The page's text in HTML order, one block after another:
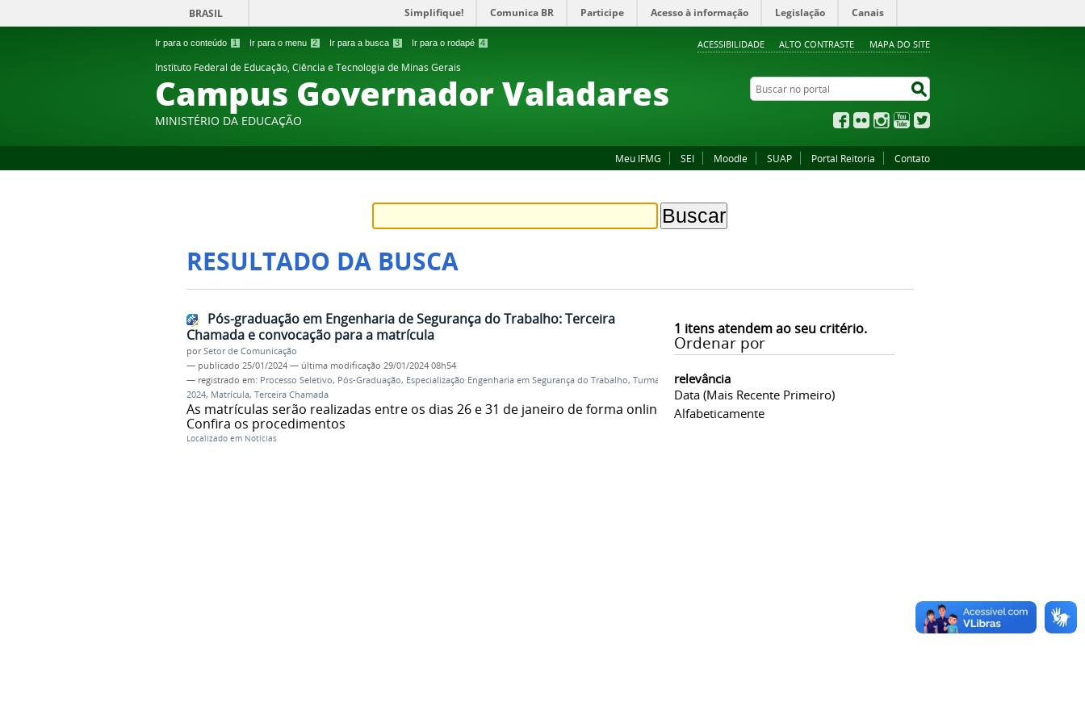
Ir para o conteúdo 1 Ir para o menu 2 Ir para a busca 3 Ir para o rodapé 4 ACESSIBILIDADE ALTO CONTRASTE MAPA DO SITE
BRASIL Simplifique! Comunica BR Participe Acesso à informação Legislação Canais
Instituto Federal de Educação, Ciência e Tecnologia de Minas Gerais
Campus Governador Valadares
MINISTÉRIO DA EDUCAÇÃO
Buscar no portal
Facebook
Flickr InstagramYouTube
Meu IFMG SEI Moodle SUAP Portal Reitoria Contato
RESULTADO DA BUSCA
1 itens atendem ao seu critério.
Ordenar por
relevância
Data (mais Recente Primeiro)
Alfabeticamente
Pós-graduação em Engenharia de Segurança do Trabalho: Terceira
Chamada e convocação para a matrícula
porSetor de Comunicação
— publicado 25/01/2024 — última modificação 29/01/2024 08h54
— registrado em: Processo Seletivo, Pós-Graduação, Especialização Engenharia em Segurança do Trabalho, Turma
2024, Matrícula, Terceira Chamada
As matrículas serão realizadas entre os dias 26 e 31 de janeiro de forma online.
Confira os procedimentos
Localizado em Notícias